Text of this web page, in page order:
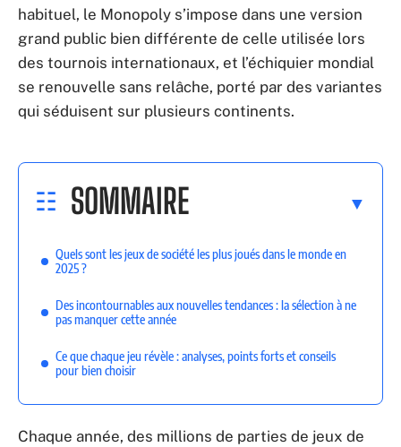
habituel, le Monopoly s’impose dans une version
grand public bien différente de celle utilisée lors
des tournois internationaux, et l’échiquier mondial
se renouvelle sans relâche, porté par des variantes
qui séduisent sur plusieurs continents.
SOMMAIRE
Quels sont les jeux de société les plus joués dans le monde en
2025 ?
Des incontournables aux nouvelles tendances : la sélection à ne
pas manquer cette année
Ce que chaque jeu révèle : analyses, points forts et conseils
pour bien choisir
Chaque année, des millions de parties de jeux de